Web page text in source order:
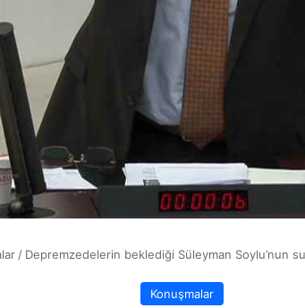
/ Depremzedelerin beklediği Süleyman Soylu’nun
Konuşmalar